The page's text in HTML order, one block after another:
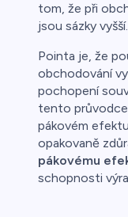
tom, že při
jsou sázky vyšší.
Pointa je, že
obchodování
pochopení
tento
pákovém
opakovaně
pákovému
schopnosti